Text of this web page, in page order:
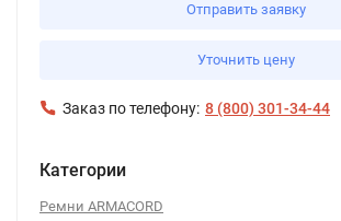
Отправить заявку
Уточнить цену
Заказ по телефону: 8 (800) 301-34-44
Категории
Ремни ARMACORD